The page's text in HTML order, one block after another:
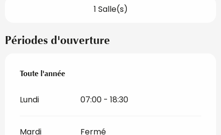
1 Salle(s)
Périodes d'ouverture
Toute l'année
Toute l'année
Lundi 07:00 - 18:30
Mardi Fermé